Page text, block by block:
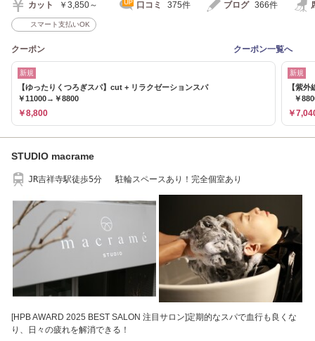
カット ￥3,850～ 口コミ 375件 ブログ 366件
スマート支払いOK
クーポン クーポン一覧へ
新規
【ゆったりくつろぎスパ】cut + リラクゼーションスパ
￥11000→￥8800
￥8,800
新規
【紫
￥
￥
STUDIO macrame
JR吉祥寺駅徒歩5分 駐輪スペースあり！完全個室あり
[HPB AWARD 2025 BEST SALON 注目サロン]定期的なスパで血行も良くな
り、日々の疲れを解消できる！